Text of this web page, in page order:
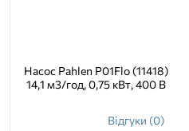
Насос Pahlen P01Flo (11418)
14,1 м3/год, 0,75 кВт, 400 В
Відгуки (0)